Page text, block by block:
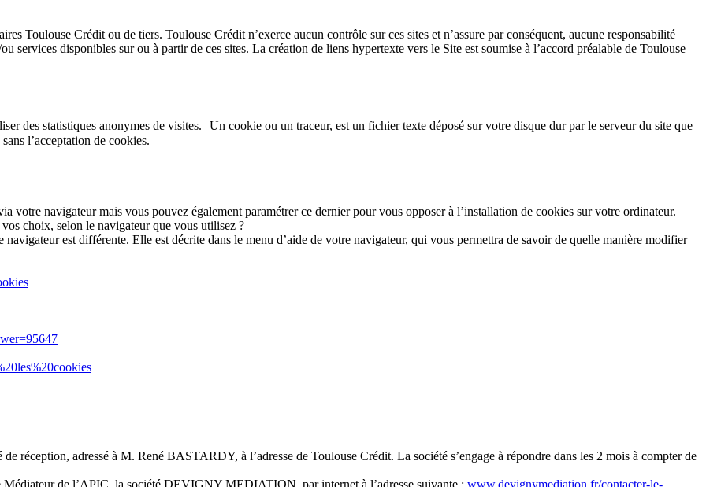
Toulouse Crédit ou de tiers. Toulouse Crédit n’exerce aucun contrôle sur ces sites et n’assure par conséquent, aucune responsabilité
services disponibles sur ou à partir de ces sites. La création de liens hypertexte vers le Site est soumise à l’accord préalable de Toulouse
des statistiques anonymes de visites. Un cookie ou un traceur, est un fichier texte déposé sur votre disque dur par le serveur du site que
l’acceptation de cookies.
votre navigateur mais vous pouvez également paramétrer ce dernier pour vous opposer à l’installation de cookies sur votre ordinateur.
choix, selon le navigateur que vous utilisez ?
est différente. Elle est décrite dans le menu d’aide de votre navigateur, qui vous permettra de savoir de quelle manière modifier
réception, adressé à M. René BASTARDY, à l’adresse de Toulouse Crédit. La société s’engage à répondre dans les 2 mois à compter de